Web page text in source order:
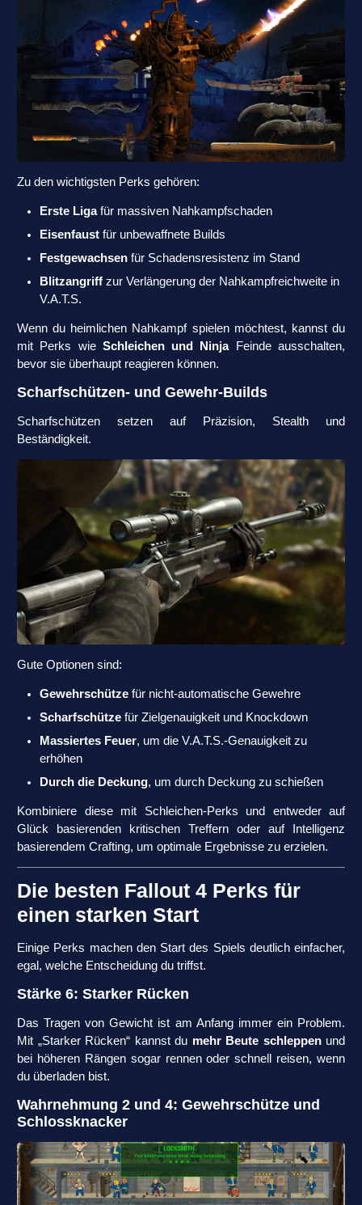
Zu den wichtigsten Perks gehören:
Erste Ligafür massiven Nahkampfschaden
Eisenfaust für unbewaffnete Builds
Festgewachsen für Schadensresistenz im Stand
Blitzangriff zur Verlängerung der Nahkampfreichweite in
V.A.T.S.
Wenn du heimlichen Nahkampf spielen möchtest, kannst du
mit Perks wie Schleichen und NinjaFeinde ausschalten,
bevor sie überhaupt reagieren können.
Scharfschützen- und Gewehr-Builds
Scharfschützen setzen auf Präzision, Stealth und
Beständigkeit.
Gute Optionen sind:
Gewehrschütze für nicht-automatische Gewehre
Scharfschütze für Zielgenauigkeit und Knockdown
Massiertes Feuer, um die V.A.T.S.-Genauigkeit zu
erhöhen
Durch die Deckung, um durch Deckung zu schießen
Kombiniere diese mit Schleichen-Perks und entweder auf
Glück basierenden kritischen Treffern oder auf Intelligenz
basierendem Crafting, um optimale Ergebnisse zu erzielen.
Die besten Fallout 4 Perks für
einen starken Start
Einige Perks machen den Start des Spiels deutlich einfacher,
egal, welche Entscheidung du triffst.
Stärke 6: Starker Rücken
Das Tragen von Gewicht ist am Anfang immer ein Problem.
Mit „Starker Rücken“ kannst du mehr Beute schleppenund
bei höheren Rängen sogar rennen oder schnell reisen, wenn
du überladen bist.
Wahrnehmung 2 und 4: Gewehrschütze und
Schlossknacker